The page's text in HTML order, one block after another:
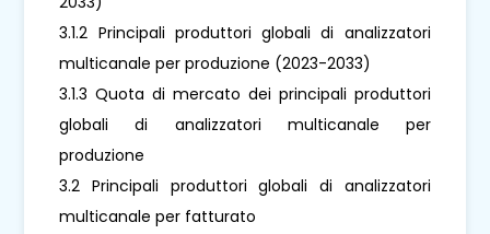
3.1.2 Principali produttori globali di analizzatori
multicanale per produzione (2023-2033)
3.1.3 Quota di mercato dei principali produttori
globali di analizzatori multicanale per
produzione
3.2 Principali produttori globali di analizzatori
multicanale per fatturato